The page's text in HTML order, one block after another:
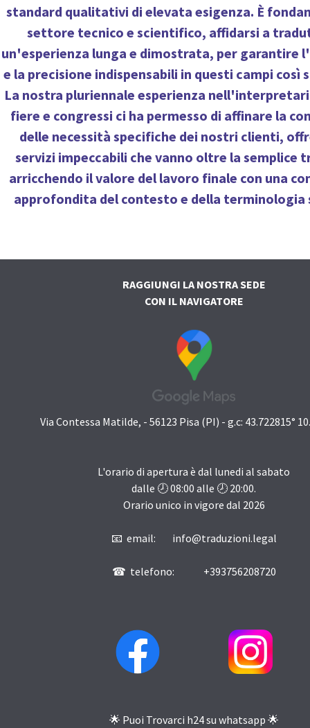
standard qualitativi di elevata esigenza. È
settore tecnico e scientifico, affidarsi a
un'esperienza lunga e dimostrata, per garantire
e la precisione indispensabili in questi campi così
La nostra pluriennale esperienza
fiere e congressi ci ha permesso di affinare la
delle necessità specifiche dei nostri clienti,
servizi impeccabili che vanno oltre la semplice
arricchendo il valore del lavoro finale con una
approfondita del contesto e della
RAGGIUNGI LA NOSTRA SEDE
CON IL NAVIGATORE
Via Contessa Matilde, - 56123 Pisa (PI) - g.c: 43.722815°
L'orario di apertura è dal lunedi al sabato
dalle 🕗08:00 alle 🕗 20:00.
Orario unico in vigore dal 2026
📧 email: info@traduzioni.legal
☎ telefono: +393756208720
🌟 Puoi Trovarci h24 su whatsapp 🌟